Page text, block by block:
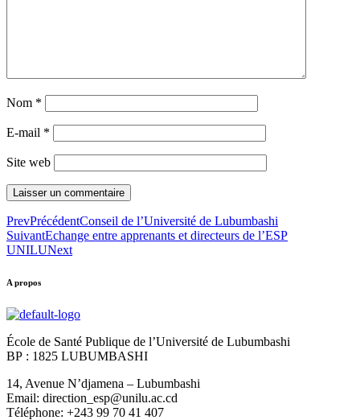
Nom *
E-mail *
Site web
PrevPrécédentConseil de l’Université de Lubumbashi
SuivantEchange entre apprenants et directeurs de l’ESP
UNILUNext
A propos
École de Santé Publique de l’Université de Lubumbashi
BP : 1825 LUBUMBASHI
14, Avenue N’djamena – Lubumbashi
Email: direction_esp@unilu.ac.cd
Téléphone: +243 99 70 41 407